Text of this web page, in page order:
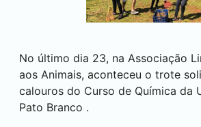
No último dia 23, na Associação
aos Animais, aconteceu o trote
calouros do Curso de Química da
Pato Branco .